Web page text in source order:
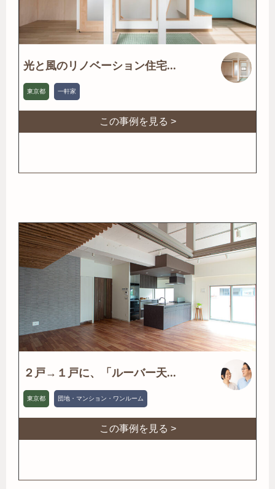
光と風のリノベーション住宅...
東京都 一軒家
この事例を見る >
２戸→１戸に、「ルーバー天...
東京都 団地・マンション・ワンルーム
この事例を見る >